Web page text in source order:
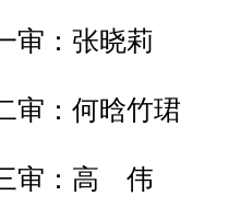
审：张晓莉
审：何晗竹珺
审：高 伟